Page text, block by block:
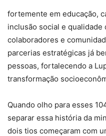
fortemente em educação,
inclusão social e qualidade
colaboradores e
parcerias estratégicas já
pessoas, fortalecendo a
transformação
Quando olho para esses
separar essa história da
dois tios começaram com